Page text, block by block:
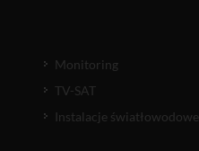
Monitoring
TV-SAT
Instalacje światłowodowe